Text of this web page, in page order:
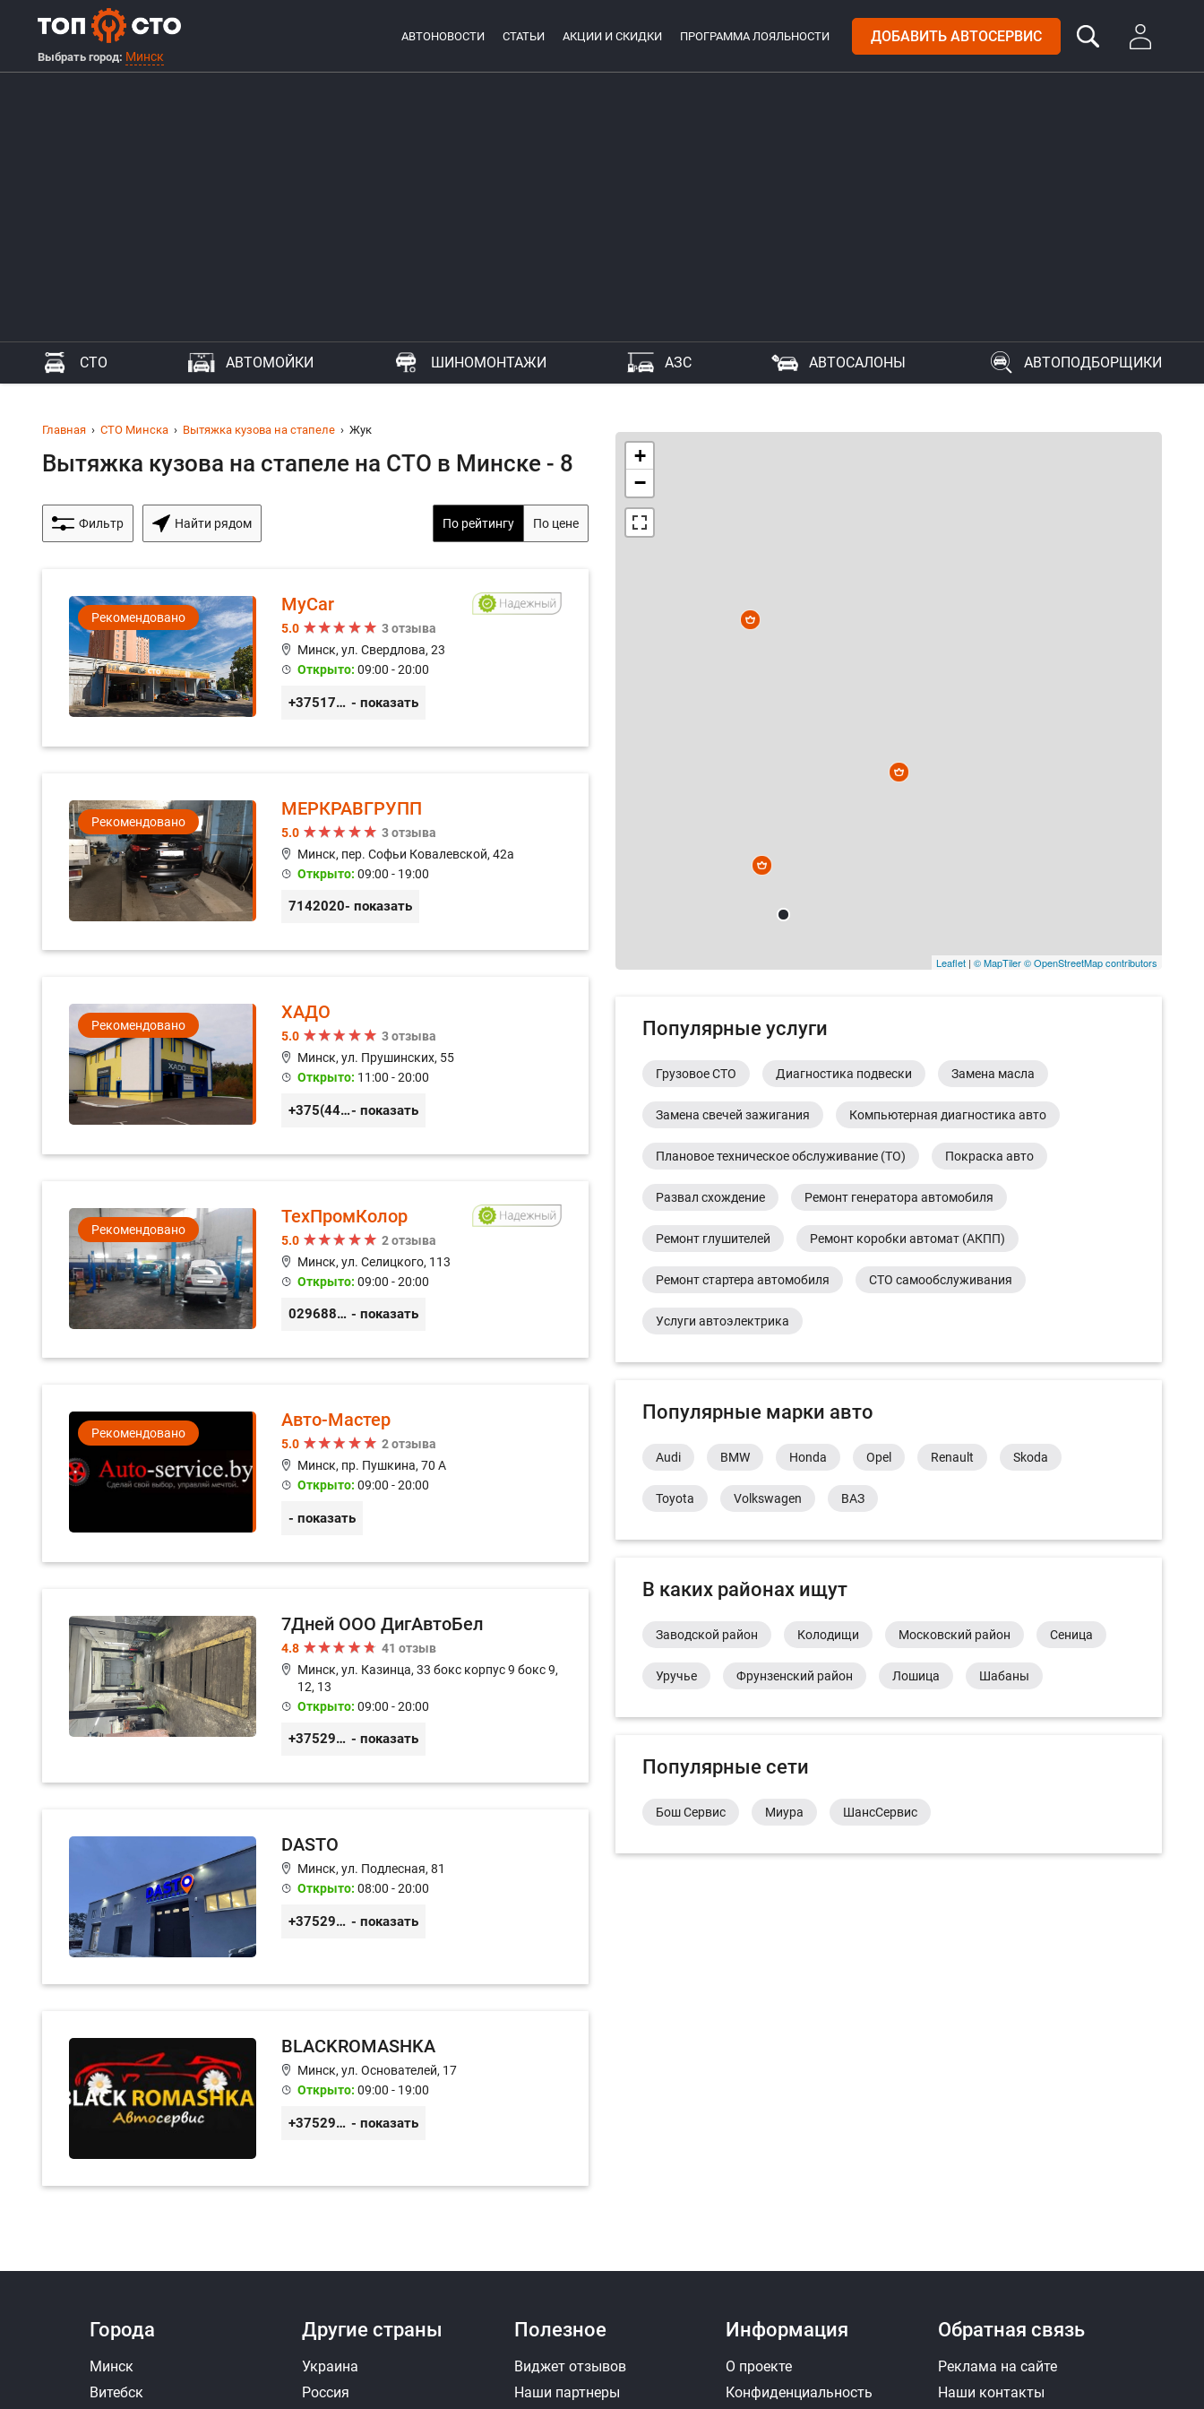
Выбрать город: Минск
АВТОНОВОСТИ СТАТЬИ АКЦИИ И СКИДКИ ПРОГРАММА ЛОЯЛЬНОСТИ ДОБАВИТЬ АВТОСЕРВИС
СТО АВТОМОЙКИ ШИНОМОНТАЖИ АЗС АВТОСАЛОНЫ АВТОПОДБОРЩИКИ
Главная СТО Минска Вытяжка кузова на стапеле Жук
Вытяжка кузова на стапеле на СТО в Минске - 8
Фильтр Найти рядом По рейтингу По цене
Рекомендовано
MyCar
5.0
3 отзыва
Минск, ул. Свердлова, 23
Открыто: 09:00 - 20:00
+375173212443 - показать
Рекомендовано
МЕРКРАВГРУПП
5.0
3 отзыва
Минск, пер. Софьи Ковалевской, 42а
Открыто: 09:00 - 19:00
7142020- показать
Рекомендовано
ХАДО
5.0
3 отзыва
Минск, ул. Прушинских, 55
Открыто: 11:00 - 20:00
+375(44) 559-27-77- показать
Рекомендовано
ТехПромКолор
5.0
2 отзыва
Минск, ул. Селицкого, 113
Открыто: 09:00 - 20:00
0296889898 - показать
Рекомендовано
Авто-Мастер
5.0
2 отзыва
Минск, пр. Пушкина, 70 А
Открыто: 09:00 - 20:00
- показать
7Дней ООО ДигАвтоБел
4.8
41 отзыв
Минск, ул. Казинца, 33 бокс корпус 9 бокс 9,
12, 13
Открыто: 09:00 - 20:00
+375296518100 - показать
DASTO
Минск, ул. Подлесная, 81
Открыто: 08:00 - 20:00
+375296606560 - показать
BLACKROMASHKA
Минск, ул. Основателей, 17
Открыто: 09:00 - 19:00
+375296651188 - показать
+
−
Leaflet | © MapTiler© OpenStreetMap contributors
Популярные услуги
Грузовое СТО Диагностика подвески Замена масла
Замена свечей зажигания Компьютерная диагностика авто
Плановое техническое обслуживание (ТО) Покраска авто
Развал схождение Ремонт генератора автомобиля
Ремонт глушителей Ремонт коробки автомат (АКПП)
Ремонт стартера автомобиля СТО самообслуживания
Услуги автоэлектрика
Популярные марки авто
Audi BMW Honda Opel Renault Skoda
Toyota Volkswagen ВАЗ
В каких районах ищут
Заводской район Колодищи Московский район Сеница
Уручье Фрунзенский район Лошица Шабаны
Популярные сети
Бош Сервис Миура ШансСервис
Города
Минск
Витебск
Другие страны
Украина
Россия
Полезное
Виджет отзывов
Наши партнеры
Информация
О проекте
Конфиденциальность
Обратная связь
Реклама на сайте
Наши контакты